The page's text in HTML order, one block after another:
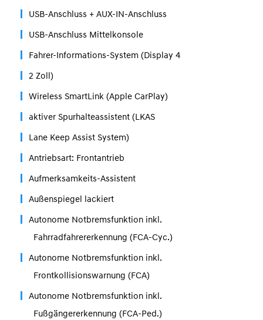
USB-Anschluss + AUX-IN-Anschluss
USB-Anschluss Mittelkonsole
Fahrer-Informations-System (Display 4
2 Zoll)
Wireless SmartLink (Apple CarPlay)
aktiver Spurhalteassistent (LKAS
Lane Keep Assist System)
Antriebsart: Frontantrieb
Aufmerksamkeits-Assistent
Außenspiegel lackiert
Autonome Notbremsfunktion inkl.
Fahrradfahrererkennung (FCA-Cyc.)
Autonome Notbremsfunktion inkl.
Frontkollisionswarnung (FCA)
Autonome Notbremsfunktion inkl.
Fußgängererkennung (FCA-Ped.)